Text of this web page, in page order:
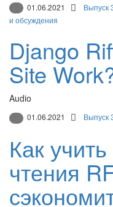
01.06.2021 Выпуск
и обсуждения
Django
Site
Audio
01.06.2021 Выпуск
Как
чтения